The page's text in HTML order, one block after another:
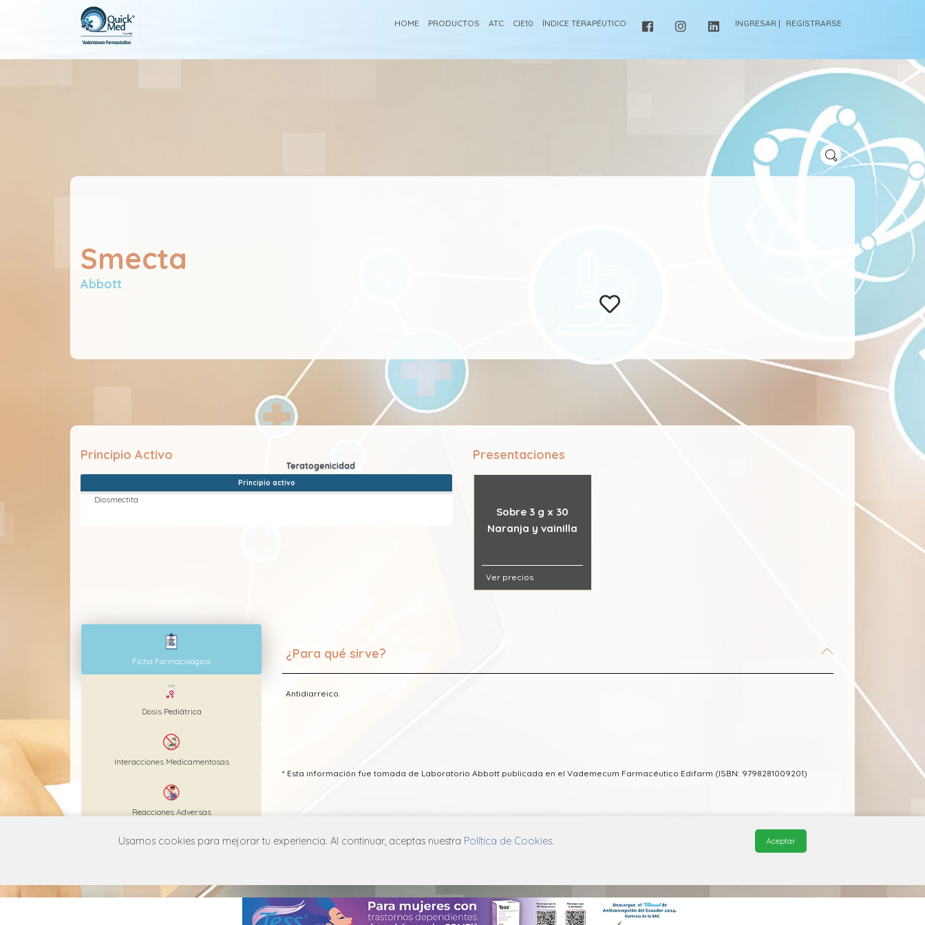
HOME PRODUCTOS ATC CIE10 ÍNDICE TERAPÉUTICO INGRESAR | REGISTRARSE
Smecta
Abbott
Principio Activo
Principio activo
Diosmectita
Presentaciones
Sobre 3 g x 30
Naranja y vainilla
Ver precios
Ficha Farmacológica
Dosis Pediátrica
Interacciones Medicamentosas
Reacciones Adversas
¿Para qué sirve?
Antidiarreico.
* Esta información fue tomada de Laboratorio Abbott publicada en el Vademecum Farmacéutico Edifarm (ISBN: 9798281009201)
MANUAL DE USUARIO POLÍTICA DE PRIVACIDAD POLÍTICA DE COOKIES © 2026, QuickMed de
Usamos cookies para mejorar tu experiencia. Al continuar, aceptas nuestra Política de Cookies. Aceptar